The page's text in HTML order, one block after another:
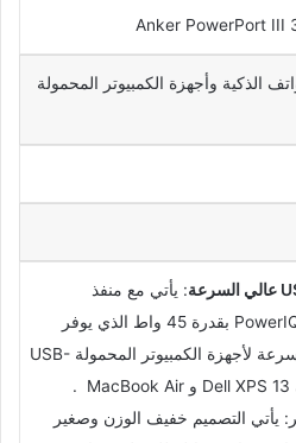
Anker PowerPort III
الذكية وأجهزة الكمبيوتر المحمولة
: يأتي مع منفذ
PowerIQ 3.0 USB-C بقدرة 45 واط الذي يوفر
شحنًا كامل السرعة لأجهزة الكمبيوتر المحمولة USB-
يأتي التصميم خفيف الوزن وصغير